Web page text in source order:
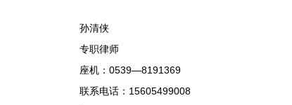
孙清侠
专职律师
座机：0539—8191369
联系电话：15605499008